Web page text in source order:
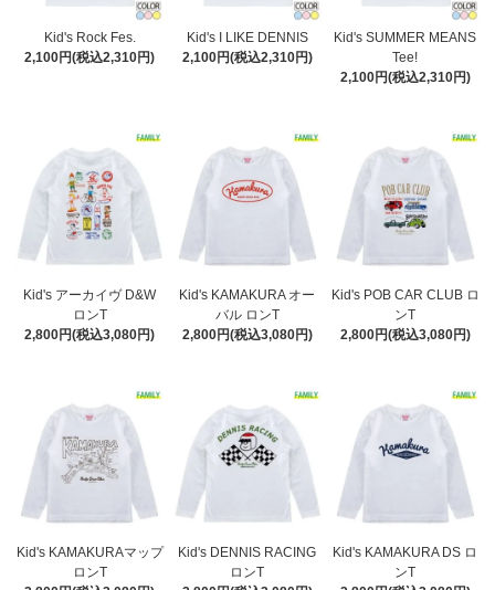
Kid's Rock Fes.
2,100円(税込2,310円)
Kid's I LIKE DENNIS
2,100円(税込2,310円)
Kid's SUMMER MEANS
Tee!
2,100円(税込2,310円)
Kid's アーカイヴ D&W
ロンT
2,800円(税込3,080円)
Kid's KAMAKURA オー
バル ロンT
2,800円(税込3,080円)
Kid's POB CAR CLUB ロ
ンT
2,800円(税込3,080円)
Kid's KAMAKURAマップ
ロンT
Kid's DENNIS RACING
ロンT
Kid's KAMAKURA DS ロ
ンT